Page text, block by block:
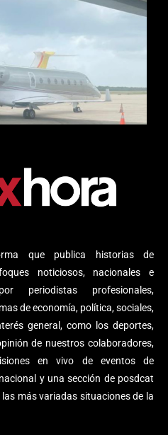
que publica historias de
noticiosos, nacionales e
periodistas profesionales,
de economía, política, sociales,
general, como los deportes,
de nuestros colaboradores,
en vivo de eventos de
y una sección de posdcat
más variadas situaciones de la